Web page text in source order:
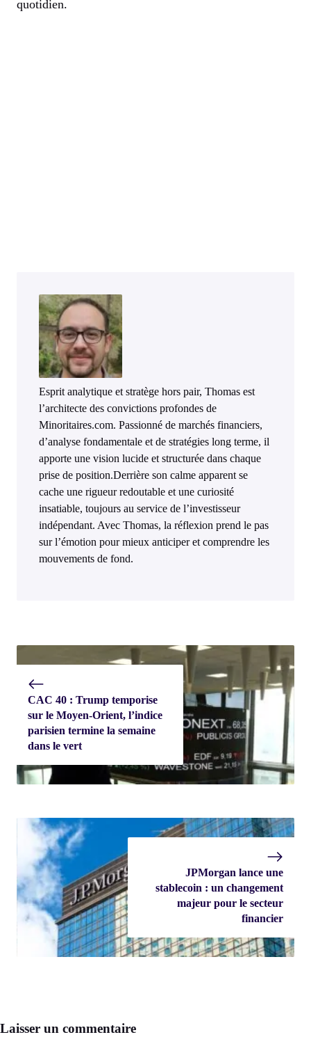
quotidien.
Esprit analytique et stratège hors pair, Thomas est
l’architecte des convictions profondes de
Minoritaires.com. Passionné de marchés financiers,
d’analyse fondamentale et de stratégies long terme, il
apporte une vision lucide et structurée dans chaque
prise de position.Derrière son calme apparent se
cache une rigueur redoutable et une curiosité
insatiable, toujours au service de l’investisseur
indépendant. Avec Thomas, la réflexion prend le pas
sur l’émotion pour mieux anticiper et comprendre les
mouvements de fond.
CAC 40 : Trump temporise
sur le Moyen-Orient, l’indice
parisien termine la semaine
dans le vert
JPMorgan lance une
stablecoin : un changement
majeur pour le secteur
financier
Laisser un commentaire